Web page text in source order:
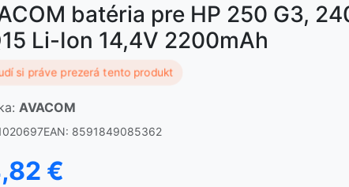
batéria pre HP 250 G3,
Li-Ion 14,4V 2200mAh
si práve prezerá tento produkt
AVACOM
EAN: 8591849085362
€